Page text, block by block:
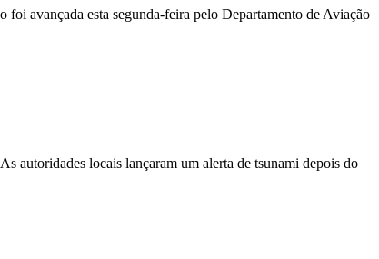
avançada esta segunda-feira pelo Departamento de Aviação
autoridades locais lançaram um alerta de tsunami depois do